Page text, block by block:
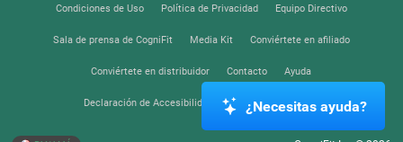
Condiciones de Uso Política de Privacidad Equipo Directivo
Sala de prensa de CogniFit Media Kit Conviértete en afiliado
Conviértete en distribuidor Contacto Ayuda
Declaración de Accesibilidad Centro de Confianza
¿Necesitas ayuda?